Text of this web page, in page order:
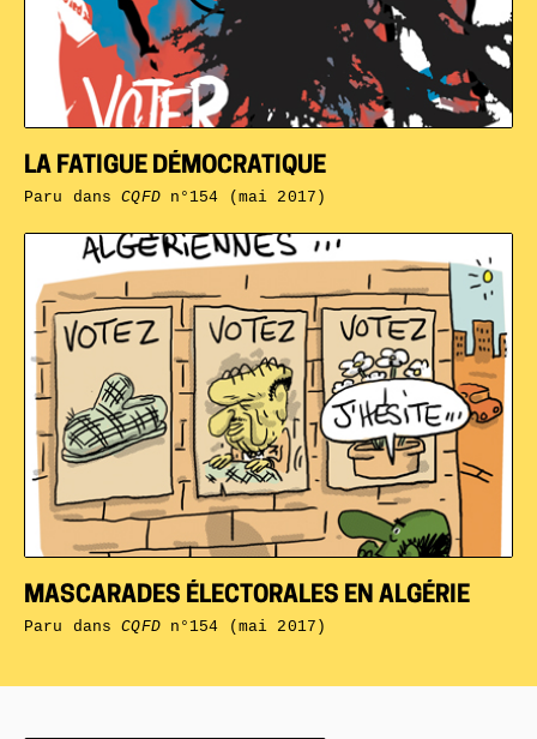
MASCARADES ÉLECTORALES EN ALGÉRIE
Paru dansCQFDn°154 (mai 2017)
LA FATIGUE DÉMOCRATIQUE
Paru dansCQFDn°154 (mai 2017)